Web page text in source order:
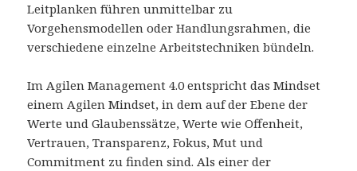
Leitplanken führen unmittelbar zu
Vorgehensmodellen oder Handlungsrahmen, die
verschiedene einzelne Arbeitstechniken bündeln.
Im Agilen Management 4.0 entspricht das Mindset
einem Agilen Mindset, in dem auf der Ebene der
Werte und Glaubenssätze, Werte wie Offenheit,
Vertrauen, Transparenz, Fokus, Mut und
Commitment zu finden sind. Als einer der